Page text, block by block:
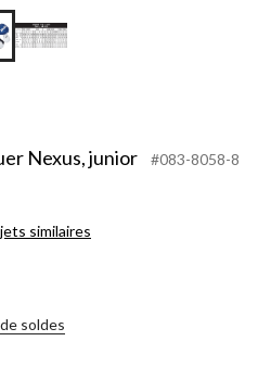
Nexus, junior #083-8058-8
similaires
soldes